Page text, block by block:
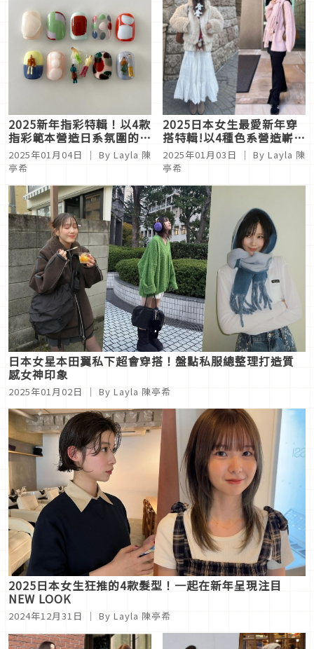
2025新年指彩特輯！以4款
指彩範本營造日系氛圍的指
尖亮點
2025年01月04日
｜ By Layla 陳
亭希
2025日本女生最愛新年穿
搭特輯!以4種色系營造嶄新
日系時髦印象
2025年01月03日
｜ By Layla 陳
亭希
日本女星本田翼私下超會穿搭！盤點私服總整理打造質
感女神印象
2025年01月02日 ｜ By Layla 陳亭希
2025日本女生狂推的4款髮型！一起在新年呈現注目
NEW LOOK
2024年12月31日 ｜ By Layla 陳亭希